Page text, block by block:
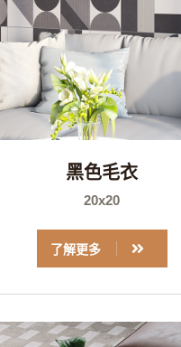
黑色毛衣
20x20
了解更多